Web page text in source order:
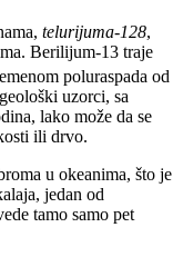
telurijuma-128,
Berilijum-13 traje
poluraspada od
uzorci, sa
lako može da se
ili drvo.
u okeanima, što je
jedan od
tamo samo pet